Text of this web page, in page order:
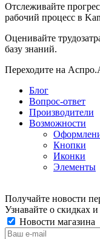
Отслеживайте
рабочий процесс в
Оценивайте
базу знаний.
Переходите на
Блог
Вопрос-ответ
Производители
Возможности
Кнопки
Иконки
Элементы
Получайте новости
Узнавайте о скидках
Новости магазина